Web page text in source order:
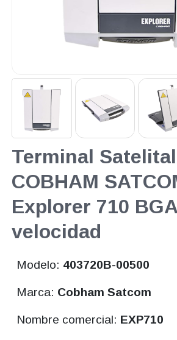
Terminal Satelital
COBHAM
Explorer 710
velocidad
Modelo: 403720B-00500
Marca: Cobham Satcom
Nombre comercial: EXP710